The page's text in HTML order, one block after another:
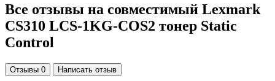
Все отзывы на совместимый Lexmark
CS310 LCS-1KG-COS2 тонер Static
Control
Отзывы 0 Написать отзыв